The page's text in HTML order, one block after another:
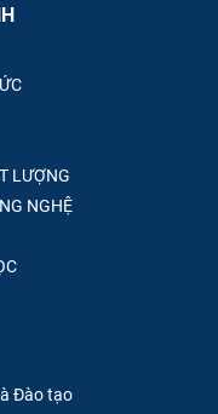
LƯỢNG
NGHỆ
Đào tạo